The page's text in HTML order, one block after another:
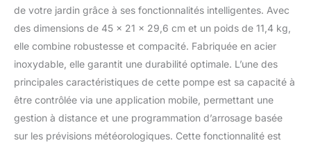
besoin en eau ou une
chute de pression est
détecté(e). Fonction
SMART – Commande
manuelle de la pompe,
arrosage programmé ou
arrosage intelligent
réglables à tout moment
et où que l’on se trouve
grâce à la commande
de votre jardin grâce à ses fonctionnalités intelligentes. Avec
des dimensions de 45 x 21 x 29,6 cm et un poids de 11,4 kg,
elle combine robustesse et compacité. Fabriquée en acier
inoxydable, elle garantit une durabilité optimale. L’une des
principales caractéristiques de cette pompe est sa capacité à
être contrôlée via une application mobile, permettant une
gestion à distance et une programmation d’arrosage basée
sur les prévisions météorologiques. Cette fonctionnalité est